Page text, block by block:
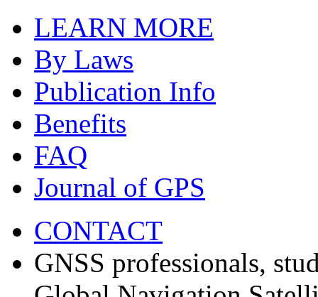
LEARN MORE
By Laws
Publication Info
Benefits
FAQ
Journal of GPS
CONTACT
GNSS professionals,